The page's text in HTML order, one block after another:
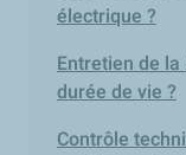
électrique ?
Entretien de
durée de vie ?
Contrôle